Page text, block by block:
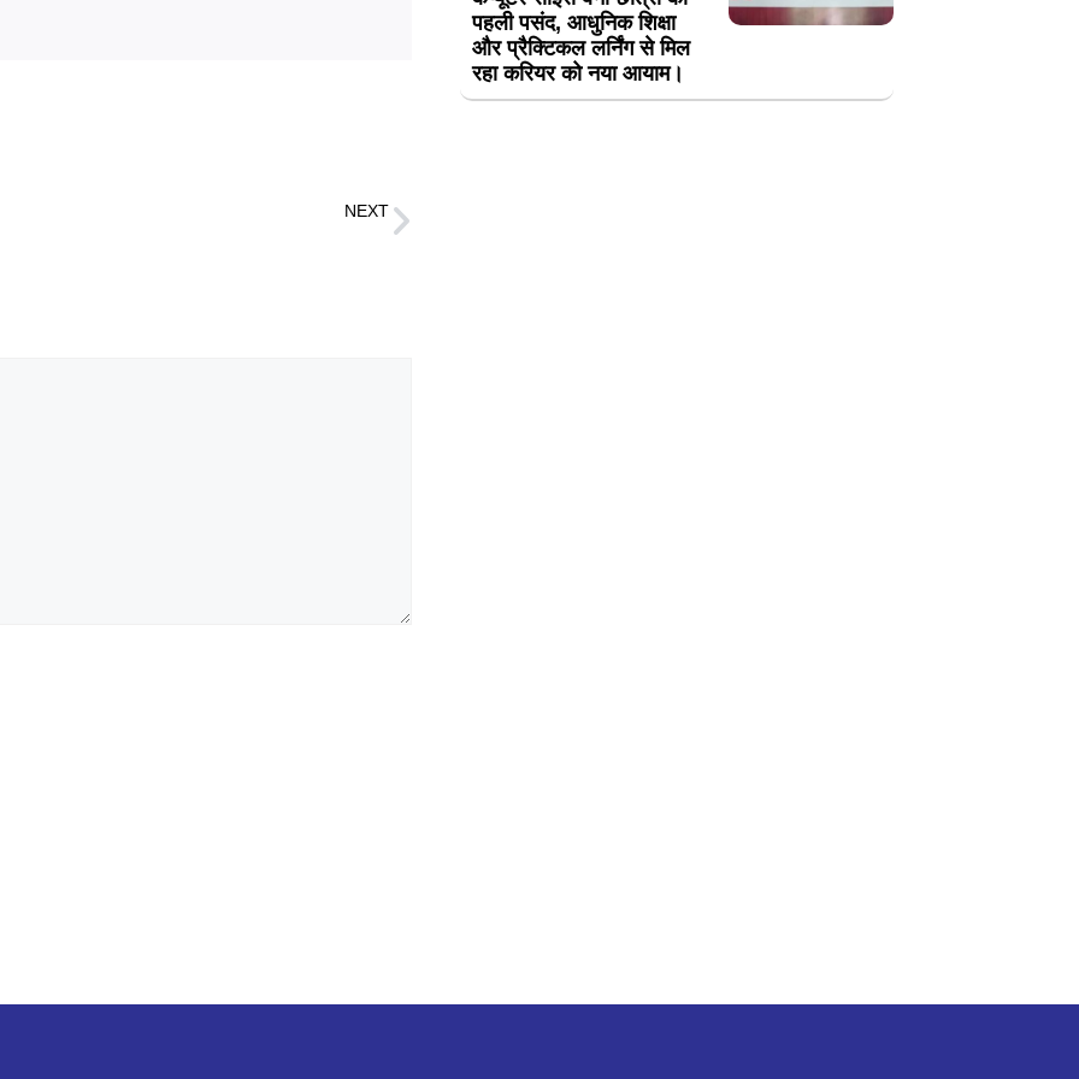
NEXT
पहली पसंद, आधुनिक शिक्षा
और प्रैक्टिकल लर्निंग से मिल
रहा करियर को नया आयाम।